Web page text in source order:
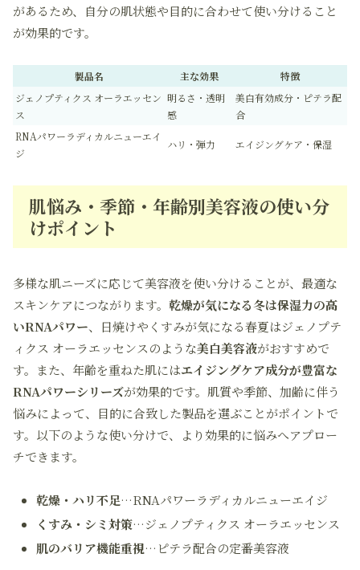
があるため、自分の肌状態や目的に合わせて使い分けること
が効果的です。
製品名 主な効果
特徴
ジェノプティクス オーラエッセン
ス
明るさ・透明
感
美白有効成分・ピテラ配
合
RNAパワーラディカルニューエイ
ジ
ハリ・弾力 エイジングケア・保湿
肌悩み・季節・年齢別美容液の使い分
けポイント
多様な肌ニーズに応じて美容液を使い分けることが、最適な
スキンケアにつながります。 乾燥が気になる冬は保湿力の高
いRNAパワー、日焼けやくすみが気になる春夏はジェノプテ
ィクス オーラエッセンスのような美白美容液がおすすめで
す。また、年齢を重ねた肌にはエイジングケア成分が豊富な
RNAパワーシリーズが効果的です。肌質や季節、加齢に伴う
悩みによって、目的に合致した製品を選ぶことがポイントで
す。以下のような使い分けで、より効果的に悩みへアプロー
チできます。
乾燥・ハリ不足…RNAパワーラディカルニューエイジ
くすみ・シミ対策…ジェノプティクス オーラエッセンス
肌のバリア機能重視…ピテラ配合の定番美容液